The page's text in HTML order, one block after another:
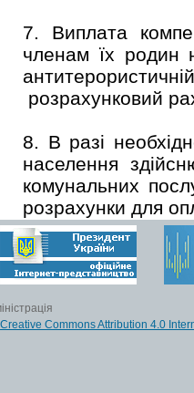
7. Виплата
членам їх родин
розрахунковий
8. В разі
населення
комунальних
розрахунки для
Creative Commons Attribution 4.0